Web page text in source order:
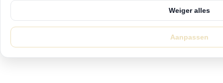
Weiger alles
Aanpassen